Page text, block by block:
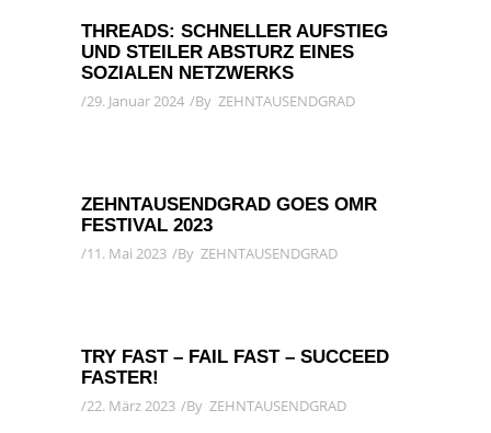
THREADS: SCHNELLER AUFSTIEG
UND STEILER ABSTURZ EINES
SOZIALEN NETZWERKS
29. Januar 2024 By ZEHNTAUSENDGRAD
ZEHNTAUSENDGRAD GOES OMR
FESTIVAL 2023
11. Mai 2023 By ZEHNTAUSENDGRAD
TRY FAST – FAIL FAST – SUCCEED
FASTER!
22. März 2023 By ZEHNTAUSENDGRAD